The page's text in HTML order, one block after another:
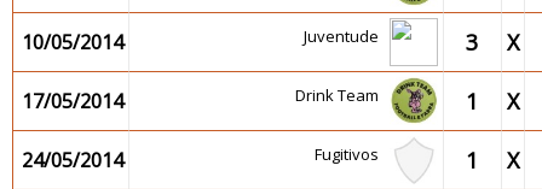
10/05/2014 Juventude 3 X
17/05/2014 Drink Team 1 X
24/05/2014 Fugitivos 1 X